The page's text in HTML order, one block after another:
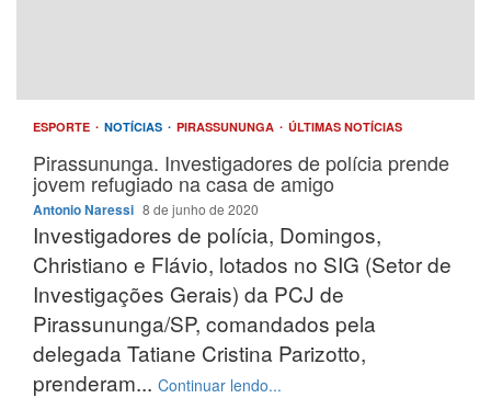
ESPORTE NOTÍCIAS PIRASSUNUNGA ÚLTIMAS NOTÍCIAS
Pirassununga. Investigadores de polícia prende
jovem refugiado na casa de amigo
Antonio Naressi 8 de junho de 2020
Investigadores de polícia, Domingos,
Christiano e Flávio, lotados no SIG (Setor de
Investigações Gerais) da PCJ de
Pirassununga/SP, comandados pela
delegada Tatiane Cristina Parizotto,
prenderam... Continuar lendo...